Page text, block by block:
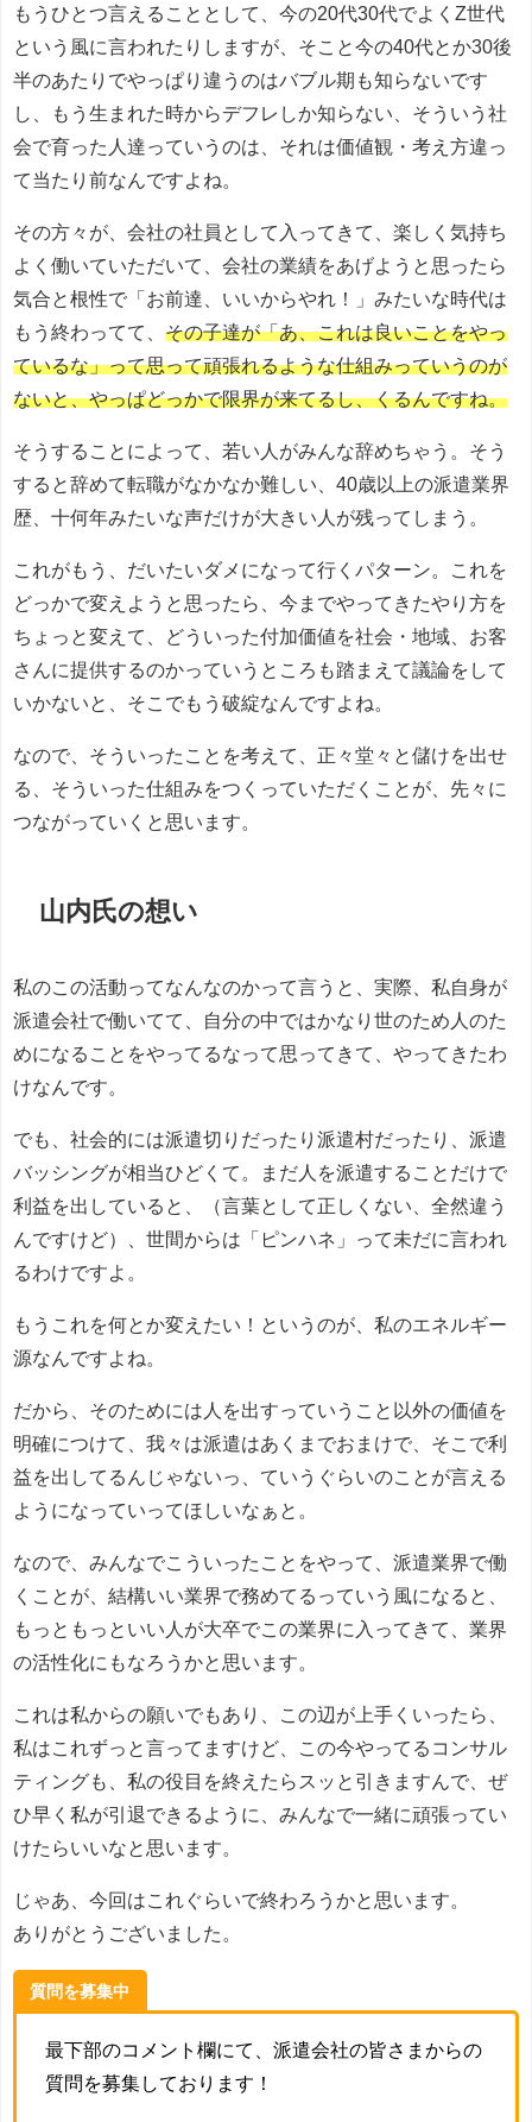
もうひとつ言えることとして、今の20代30代でよくZ世代
という風に言われたりしますが、そこと今の40代とか30後
半のあたりでやっぱり違うのはバブル期も知らないです
し、もう生まれた時からデフレしか知らない、そういう社
会で育った人達っていうのは、それは価値観・考え方違っ
て当たり前なんですよね。
その方々が、会社の社員として入ってきて、楽しく気持ち
よく働いていただいて、会社の業績をあげようと思ったら
気合と根性で「お前達、いいからやれ！」みたいな時代は
もう終わってて、 その子達が「あ、これは良いことをやっ
ているな」って思って頑張れるような仕組みっていうのが
ないと、やっぱどっかで限界が来てるし、くるんですね。
そうすることによって、若い人がみんな辞めちゃう。そう
すると辞めて転職がなかなか難しい、40歳以上の派遣業界
歴、十何年みたいな声だけが大きい人が残ってしまう。
これがもう、だいたいダメになって行くパターン。これを
どっかで変えようと思ったら、今までやってきたやり方を
ちょっと変えて、どういった付加価値を社会・地域、お客
さんに提供するのかっていうところも踏まえて議論をして
いかないと、そこでもう破綻なんですよね。
なので、そういったことを考えて、正々堂々と儲けを出せ
る、そういった仕組みをつくっていただくことが、先々に
つながっていくと思います。
山内氏の想い
私のこの活動ってなんなのかって言うと、実際、私自身が
派遣会社で働いてて、自分の中ではかなり世のため人のた
めになることをやってるなって思ってきて、やってきたわ
けなんです。
でも、社会的には派遣切りだったり派遣村だったり、派遣
バッシングが相当ひどくて。まだ人を派遣することだけで
利益を出していると、（言葉として正しくない、全然違う
んですけど）、世間からは「ピンハネ」って未だに言われ
るわけですよ。
もうこれを何とか変えたい！というのが、私のエネルギー
源なんですよね。
だから、そのためには人を出すっていうこと以外の価値を
明確につけて、我々は派遣はあくまでおまけで、そこで利
益を出してるんじゃないっ、ていうぐらいのことが言える
ようになっていってほしいなぁと。
なので、みんなでこういったことをやって、派遣業界で働
くことが、結構いい業界で務めてるっていう風になると、
もっともっといい人が大卒でこの業界に入ってきて、業界
の活性化にもなろうかと思います。
これは私からの願いでもあり、この辺が上手くいったら、
私はこれずっと言ってますけど、この今やってるコンサル
ティングも、私の役目を終えたらスッと引きますんで、ぜ
ひ早く私が引退できるように、みんなで一緒に頑張ってい
けたらいいなと思います。
じゃあ、今回はこれぐらいで終わろうかと思います。
ありがとうございました。
質問を募集中
最下部のコメント欄にて、派遣会社の皆さまからの
質問を募集しております！